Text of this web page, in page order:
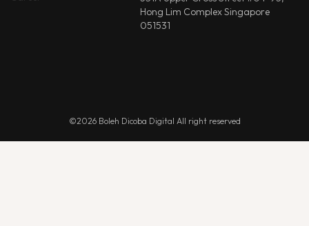
Hong Lim Complex Singapore
051531
©2026 Boleh Dicoba Digital All right reserved